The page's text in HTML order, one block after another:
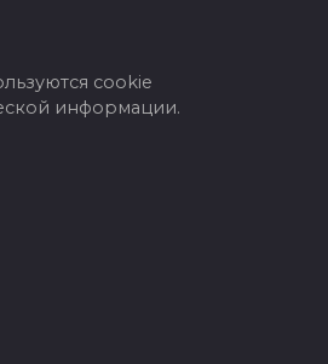
cookie
информации.